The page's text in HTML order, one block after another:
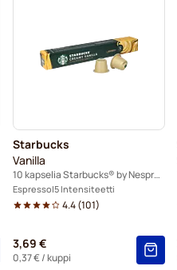
Starbucks
Vanilla
10 kapselia Starbucks® by Nespresso®
Espresso 5 Intensiteetti
4.4(101)
3,69 €
0,37 €/ kuppi